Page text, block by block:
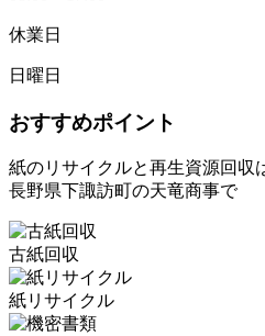
休業日
日曜日
おすすめポイント
紙のリサイクルと再生資源回収
長野県下諏訪町の天竜商事で
古紙回収
紙リサイクル